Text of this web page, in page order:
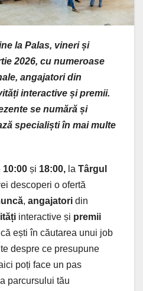
la Palas, vineri și
2026, cu numeroase
angajatori din
interactive și premii.
se numără și
specialiști în mai multe
10:00 și 18:00, la Târgul
descoperi o ofertă
, angajatori din
interactive și premii
ești în căutarea unui job
despre ce presupune
poți face un pas
parcursului tău